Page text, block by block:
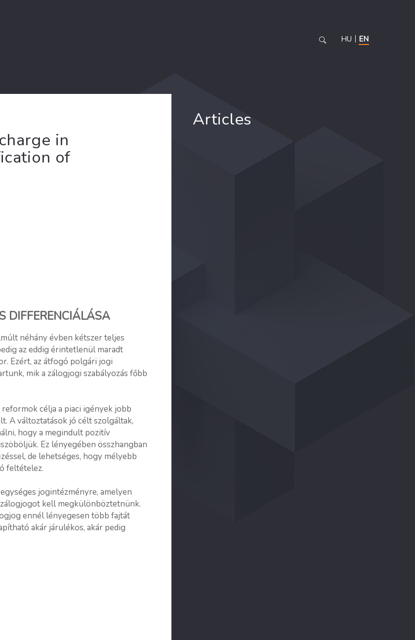
HU EN
in
of
néhány évben kétszer teljes
az eddig érintetlenül maradt
Ezért, az átfogó polgári jogi
mik a zálogjogi szabályozás főbb
célja a piaci igények jobb
A változtatások jó célt szolgáltak,
hogy a megindult pozitív
Ez lényegében összhangban
de lehetséges, hogy mélyebb
feltételez.
jogintézményre, amelyen
kell megkülönböztetnünk.
ennél lényegesen több fajtát
akár járulékos, akár pedig
Articles